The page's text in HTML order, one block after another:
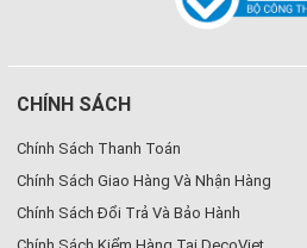
CHÍNH SÁCH
Chính Sách Thanh Toán
Chính Sách Giao Hàng Và Nhận Hàng
Chính Sách Đổi Trả Và Bảo Hành